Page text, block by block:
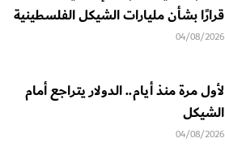
قرارًا بشأن مليارات الشيكل الفلسطينية
04/08/2026
لأول مرة منذ أيام.. الدولار يتراجع أمام
الشيكل
04/08/2026